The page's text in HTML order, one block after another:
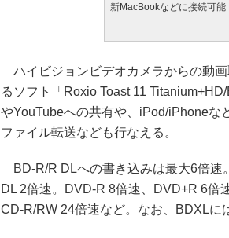
新MacBookなどに接続可能
ハイビジョンビデオカメラからの動
るソフト「Roxio Toast 11
やYouTubeへの共有や、iPod/iPhoneな
ファイル転送なども行なえる。
BD-R/R DLへの書き込みは最大6倍速
DL 2倍速。DVD-R 8倍速、DVD+R 6倍
CD-R/RW 24倍速など。なお、BDXLに